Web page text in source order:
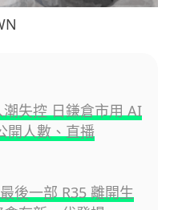
失控 日鎌倉市用 AI
開人數、直播
後一部 R35 離開生